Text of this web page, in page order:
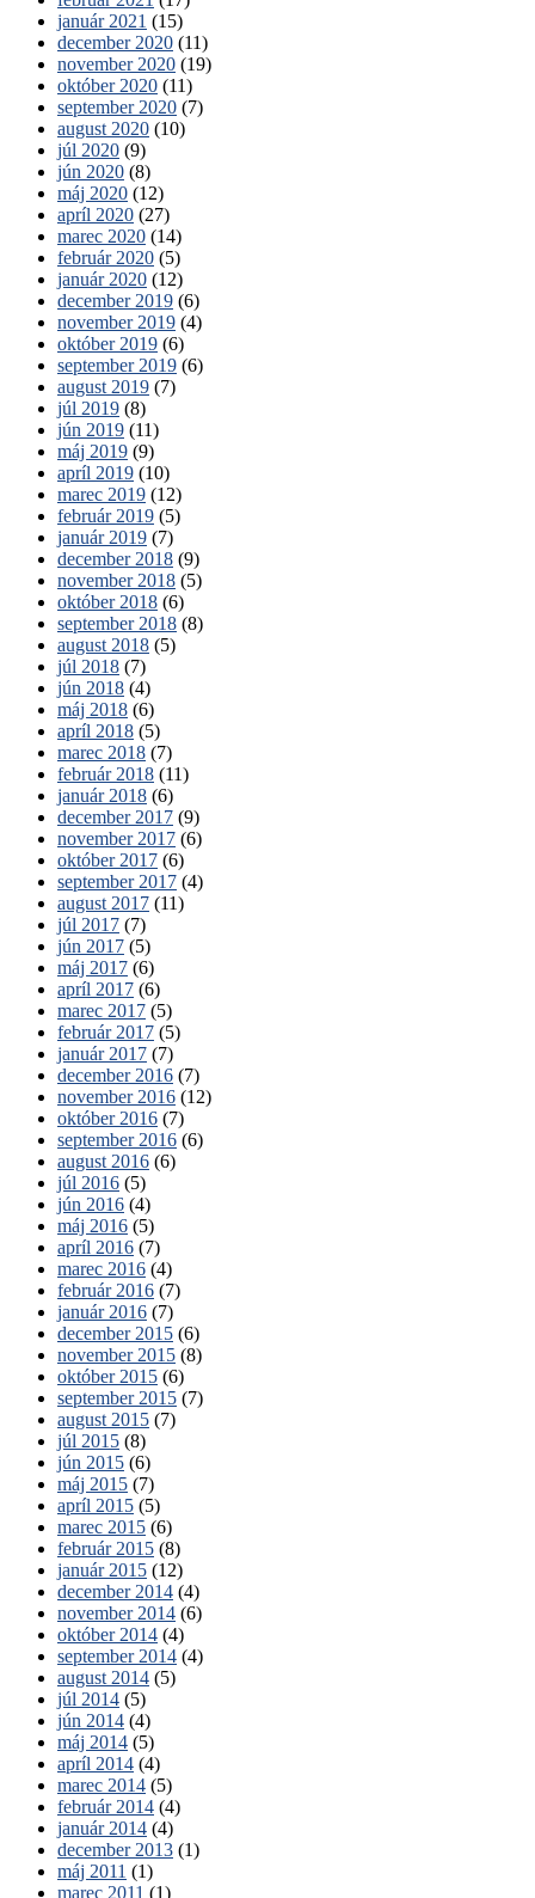
január 2021 (15)
december 2020 (11)
november 2020 (19)
október 2020 (11)
september 2020 (7)
august 2020 (10)
júl 2020 (9)
jún 2020 (8)
máj 2020 (12)
apríl 2020 (27)
marec 2020 (14)
február 2020 (5)
január 2020 (12)
december 2019 (6)
november 2019 (4)
október 2019 (6)
september 2019 (6)
august 2019 (7)
júl 2019 (8)
jún 2019 (11)
máj 2019 (9)
apríl 2019 (10)
marec 2019 (12)
február 2019 (5)
január 2019 (7)
december 2018 (9)
november 2018 (5)
október 2018 (6)
september 2018 (8)
august 2018 (5)
júl 2018 (7)
jún 2018 (4)
máj 2018 (6)
apríl 2018 (5)
marec 2018 (7)
február 2018 (11)
január 2018 (6)
december 2017 (9)
november 2017 (6)
október 2017 (6)
september 2017 (4)
august 2017 (11)
júl 2017 (7)
jún 2017 (5)
máj 2017 (6)
apríl 2017 (6)
marec 2017 (5)
február 2017 (5)
január 2017 (7)
december 2016 (7)
november 2016 (12)
október 2016 (7)
september 2016 (6)
august 2016 (6)
júl 2016 (5)
jún 2016 (4)
máj 2016 (5)
apríl 2016 (7)
marec 2016 (4)
február 2016 (7)
január 2016 (7)
december 2015 (6)
november 2015 (8)
október 2015 (6)
september 2015 (7)
august 2015 (7)
júl 2015 (8)
jún 2015 (6)
máj 2015 (7)
apríl 2015 (5)
marec 2015 (6)
február 2015 (8)
január 2015 (12)
december 2014 (4)
november 2014 (6)
október 2014 (4)
september 2014 (4)
august 2014 (5)
júl 2014 (5)
jún 2014 (4)
máj 2014 (5)
apríl 2014 (4)
marec 2014 (5)
február 2014 (4)
január 2014 (4)
december 2013 (1)
máj 2011 (1)
marec 2011 (1)